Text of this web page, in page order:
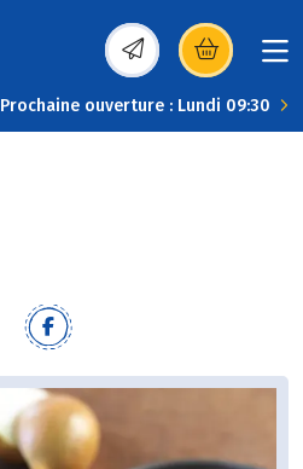
(s’ouvre dans une
Prochaine ouverture : Lundi 09:30